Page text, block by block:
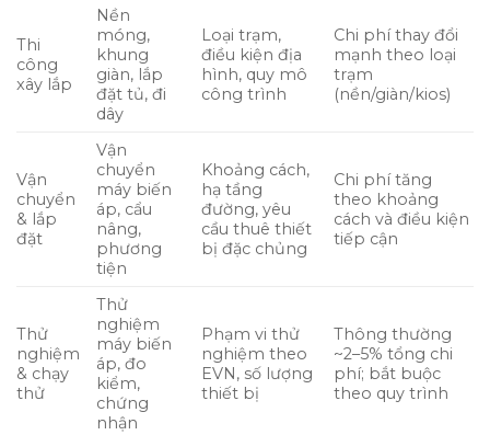
Thi
công
xây lắp
Nền
móng,
khung
giàn, lắp
đặt tủ, đi
dây
Loại trạm,
điều kiện địa
hình, quy mô
công trình
Chi phí thay đổi
mạnh theo loại
trạm
(nền/giàn/kios)
Vận
chuyển
& lắp
đặt
Vận
chuyển
máy biến
áp, cẩu
nâng,
phương
tiện
Khoảng cách,
hạ tầng
đường, yêu
cầu thuê thiết
bị đặc chủng
Chi phí tăng
theo khoảng
cách và điều kiện
tiếp cận
Thử
nghiệm
& chạy
thử
Thử
nghiệm
máy biến
áp, đo
kiểm,
chứng
nhận
Phạm vi thử
nghiệm theo
EVN, số lượng
thiết bị
Thông thường
~2–5% tổng chi
phí; bắt buộc
theo quy trình